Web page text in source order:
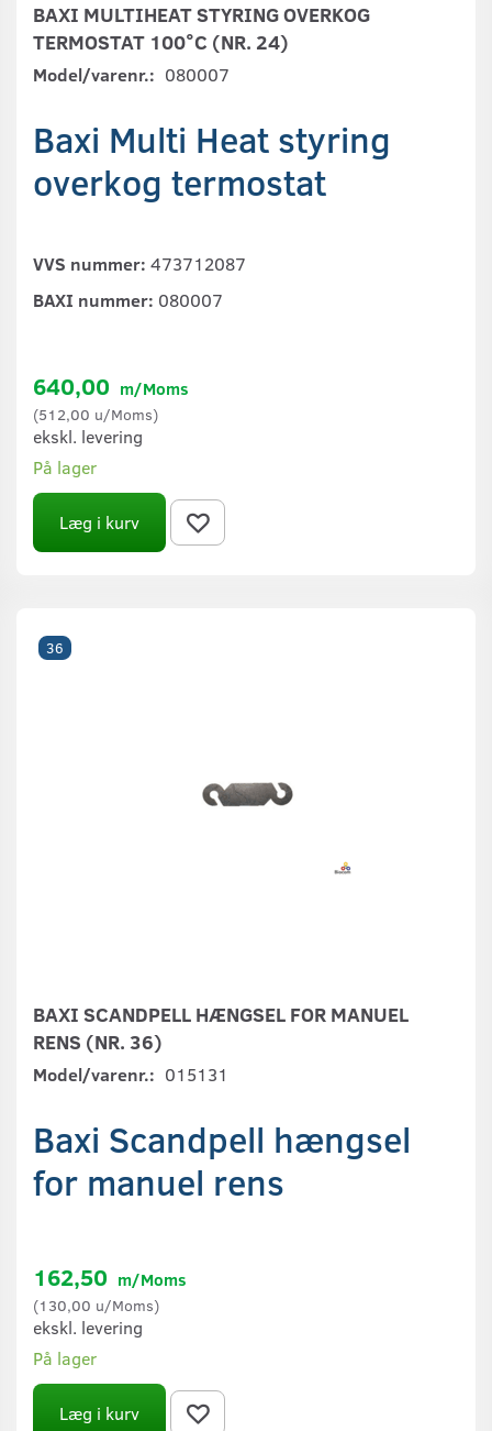
BAXI MULTIHEAT STYRING OVERKOG
TERMOSTAT 100°C (NR. 24)
Model/varenr.: 080007
Baxi Multi Heat styring
overkog termostat
VVS nummer: 473712087
BAXI nummer: 080007
640,00 m/Moms
(512,00 u/Moms)
ekskl. levering
På lager
Læg i kurv
36
BAXI SCANDPELL HÆNGSEL FOR MANUEL
RENS (NR. 36)
Model/varenr.: 015131
Baxi Scandpell hængsel
for manuel rens
162,50 m/Moms
(130,00 u/Moms)
ekskl. levering
På lager
Læg i kurv